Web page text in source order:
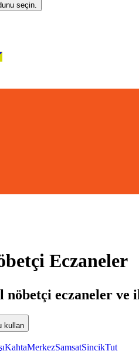
seçin.
Eczaneler
nöbetçi eczaneler
kullan
KahtaMerkezSamsatSincikTut